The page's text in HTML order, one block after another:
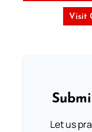
Visit
Let us